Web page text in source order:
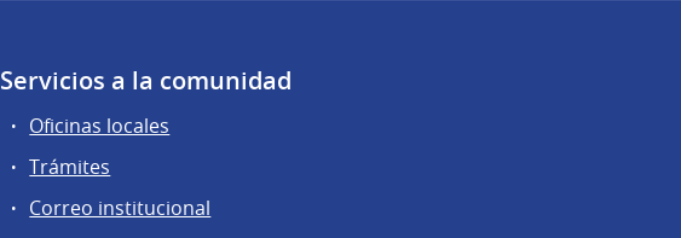
Servicios a la comunidad
Oficinas locales
Trámites
Correo institucional